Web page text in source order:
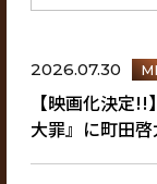
2026.07.30
【映画化決定
大罪』に町田